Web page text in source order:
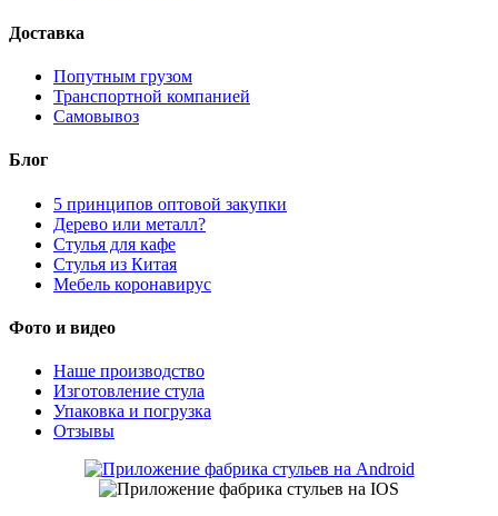
Доставка
Попутным грузом
Транспортной компанией
Самовывоз
Блог
5 принципов оптовой закупки
Дерево или металл?
Стулья для кафе
Стулья из Китая
Мебель коронавирус
Фото и видео
Наше производство
Изготовление стула
Упаковка и погрузка
Отзывы